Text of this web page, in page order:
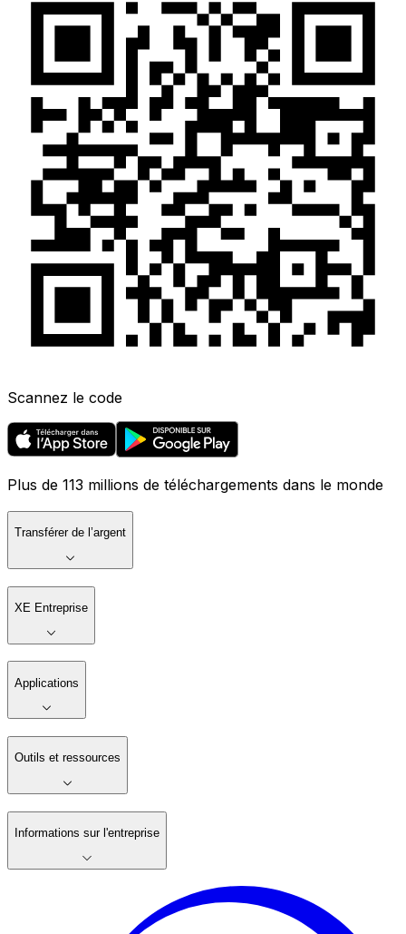
Scannez le code
Plus de 113 millions de téléchargements dans le monde
Transférer de l’argent
XE Entreprise
Applications
Outils et ressources
Informations sur l'entreprise